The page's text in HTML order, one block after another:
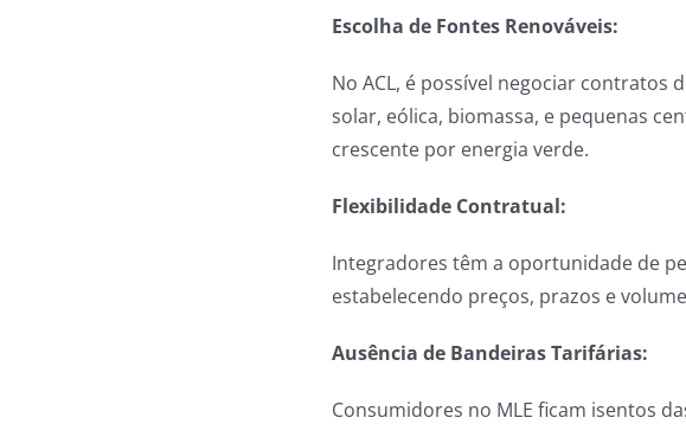
Escolha de Fontes Renováveis:
No ACL, é possível negociar contratos
solar, eólica, biomassa, e pequenas
crescente por energia verde.
Flexibilidade Contratual:
Integradores têm a oportunidade de
estabelecendo preços, prazos e
Ausência de Bandeiras Tarifárias:
Consumidores no MLE ficam isentos